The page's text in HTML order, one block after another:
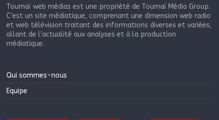
Toumaï web médias est une propriété de Toumaï Média Group.
C’est un site médiatique, comprenant une dimension web radio
et web télévision traitant des informations diverses et variées,
allant de l’actualité aux analyses et à la production
médiatique.
Qui sommes-nous
Equipe